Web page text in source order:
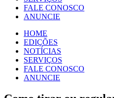
FALE CONOSCO
ANUNCIE
HOME
EDIÇÕES
NOTÍCIAS
SERVIÇOS
FALE CONOSCO
ANUNCIE